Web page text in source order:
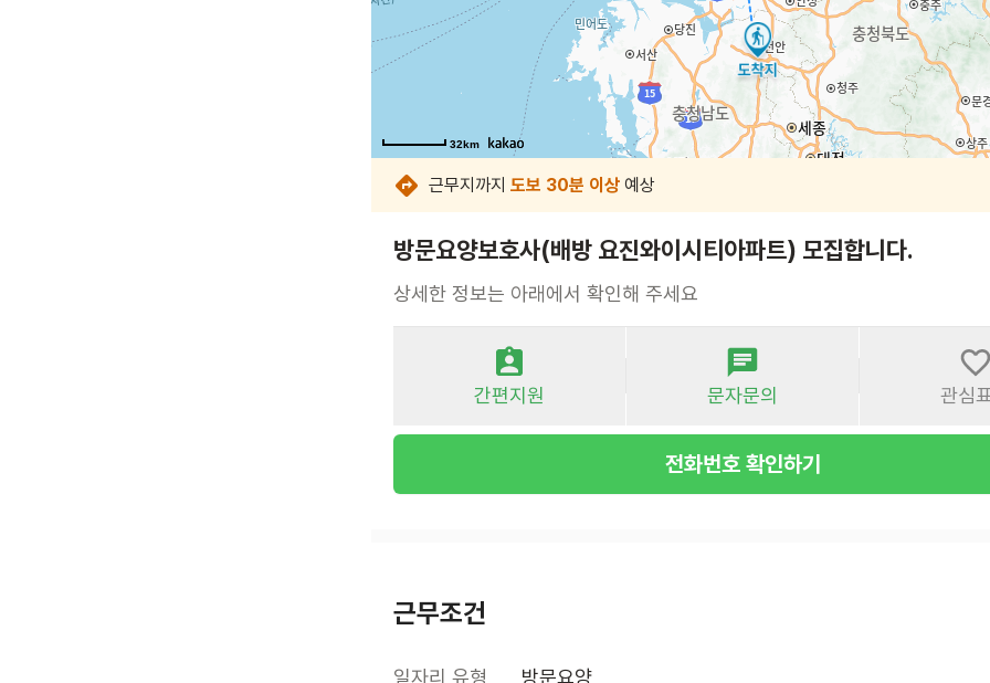
32km
32km
32km
32km
32km
32km
근무지까지 도보 30분 이상 예상
방문요양보호사(배방 요진와이시티아파트) 모집합니다.
상세한 정보는 아래에서 확인해 주세요
간편지원 문자문의 관심
전화번호 확인하기
근무조건
일자리 유형 방문요양